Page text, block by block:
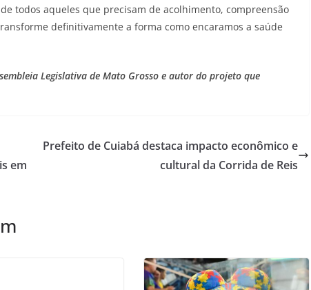
todos aqueles que precisam de acolhimento, compreensão
definitivamente a forma como encaramos a saúde
Legislativa de Mato Grosso e autor do projeto que
em
Prefeito de Cuiabá destaca impacto econômico e
cultural da Corrida de Reis